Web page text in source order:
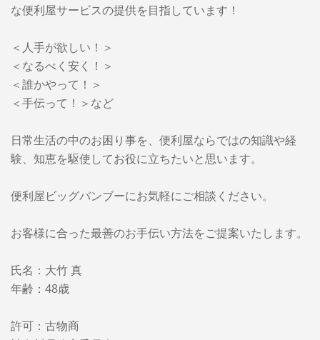
な便利屋サービスの提供を目指しています！
＜人手が欲しい！＞
＜なるべく安く！＞
＜誰かやって！＞
＜手伝って！＞など
日常生活の中のお困り事を、便利屋ならではの知識や経
験、知恵を駆使してお役に立ちたいと思います。
便利屋ビッグバンブーにお気軽にご相談ください。
お客様に合った最善のお手伝い方法をご提案いたします。
氏名：大竹 真
年齢：48歳
許可：古物商